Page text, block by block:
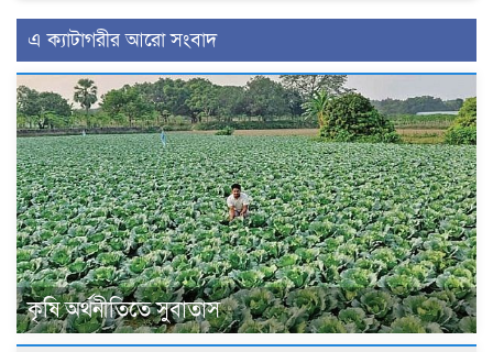
এ ক্যাটাগরীর আরো সংবাদ
কৃষি অর্থনীতিতে সুবাতাস